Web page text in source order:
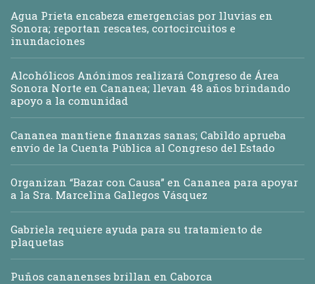
Agua Prieta encabeza emergencias por lluvias en
Sonora; reportan rescates, cortocircuitos e
inundaciones
Alcohólicos Anónimos realizará Congreso de Área
Sonora Norte en Cananea; llevan 48 años brindando
apoyo a la comunidad
Cananea mantiene finanzas sanas; Cabildo aprueba
envío de la Cuenta Pública al Congreso del Estado
Organizan “Bazar con Causa” en Cananea para apoyar
a la Sra. Marcelina Gallegos Vásquez
Gabriela requiere ayuda para su tratamiento de
plaquetas
Puños cananenses brillan en Caborca